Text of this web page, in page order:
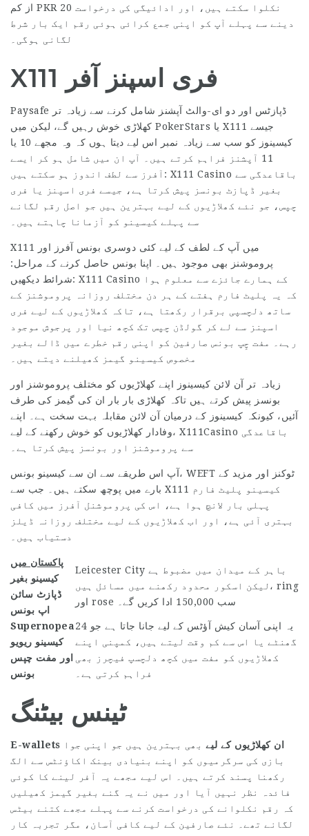
از کم PKR 20 نکلوا سکتے ہیں، اور ادائیگی کی درخواست
دینے سے پہلے آپ کو اپنی جمع کرائی ہوئی رقم ایک بار شرط
لگانی ہوگی۔
X111 فری اسپنز آفر
Paysafe ڈپازٹس اور دو ای-والٹ آپشنز شامل کرنے سے زیادہ تر
X111
کیسینوز کو سب سے زیادہ نمبر اس لیے دیتا ہوں کہ وہ مجھے 10 یا
11 آپشنز فراہم کرتے ہیں۔ آپ ان میں شامل ہو کر ایسے
آفرز سے لطف اندوز ہو سکتے ہیں: X111 Casino باقاعدگی سے
بغیر ڈپازٹ بونسز پیش کرتا ہے، جیسے فری اسپنز یا فری
چپس، جو نئے کھلاڑیوں کے لیے بہترین ہیں جو اصل رقم لگانے
سے پہلے کیسینو کو آزمانا چاہتے ہیں۔
X111 میں آپ کے لطف کے لیے کئی دوسری بونس آفرز اور
پروموشنز بھی موجود ہیں۔ اپنا بونس حاصل کرنے کے مراحل:
شرائط دیکھیں: X111 Casino کے ہمارے جائزے سے معلوم ہوا
کہ یہ پلیٹ فارم ہفتے کے ہر دن مختلف روزانہ پروموشنز کے
ساتھ دلچسپی برقرار رکھتا ہے، تاکہ کھلاڑیوں کے لیے فری
اسپنز سے لے کر گولڈن چپس تک کچھ نیا اور پرجوش موجود
رہے۔ مفت چِپ بونس صارفین کو اپنی رقم خطرے میں ڈالے بغیر
مخصوص کیسینو گیمز کھیلنے دیتے ہیں۔
زیادہ تر آن لائن کیسینوز اپنے کھلاڑیوں کو مختلف پروموشنز اور
بونسز پیش کرتے ہیں تاکہ کھلاڑی بار بار ان کی گیمز کی طرف
آئیں، کیونکہ کیسینوز کے درمیان آن لائن مقابلہ بہت سخت ہے۔ اپنے
وفادار کھلاڑیوں کو خوش رکھنے کے لیے، X111Casino باقاعدگی
سے پروموشنز اور بونسز پیش کرتا ہے۔
آپ اس طریقے سے ان سے کیسینو بونس، WEFT ٹوکنز اور مزید کے
بارے میں پوچھ سکتے ہیں۔ جب سے X111 کیسینو پلیٹ فارم
پہلی بار لانچ ہوا ہے، اس کی پروموشنل آفرز میں کافی
بہتری آئی ہے، اور اب کھلاڑیوں کے لیے مختلف روزانہ ڈیلز
دستیاب ہیں۔
پاکستان میں
کیسینو بغیر
ڈپازٹ سائن
اپ بونس
Leicester City باہر کے میدان میں مضبوط ہے
لیکن اسکور محدود رکھنے میں مسائل ہیں، ring
اور rose سب 150,000 ادا کریں گے۔
Supernopea
کیسینو ریویو
اور مفت چپس
بونس
یہ اپنی آسان کیش آؤٹس کے لیے جانا جاتا ہے جو 24
گھنٹے یا اس سے کم وقت لیتے ہیں، کمپنی اپنے
کھلاڑیوں کو مفت میں کچھ دلچسپ فیچرز بھی
فراہم کرتی ہے۔
ٹینس بیٹنگ
E-wallets ان کھلاڑیوں کے لیے بھی بہترین ہیں جو اپنی جوا
بازی کی سرگرمیوں کو اپنے بنیادی بینک اکاؤنٹس سے الگ
رکھنا پسند کرتے ہیں۔ اس لیے مجھے یہ آفر لینے کا کوئی
فائدہ نظر نہیں آیا اور میں نے یہ گنے بغیر گیمز کھیلیں
کہ رقم نکلوانے کی درخواست کرنے سے پہلے مجھے کتنے بیٹس
لگانے تھے۔ نئے صارفین کے لیے کافی آسان، مگر تجربہ کار